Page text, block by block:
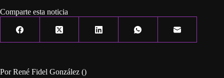
Comparte esta noticia
Por René Fidel González ()